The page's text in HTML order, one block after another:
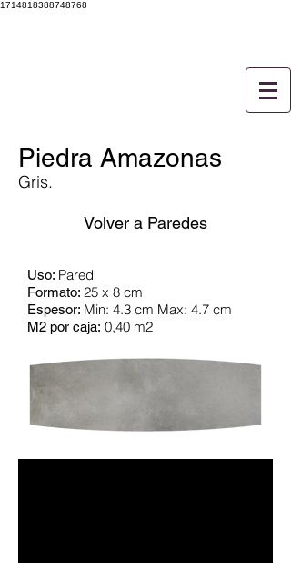
1714818388748768
Piedra Amazonas
Gris.
Volver a Paredes
Uso: Pared
Formato: 25 x 8 cm
Espesor: Min: 4.3 cm Max: 4.7 cm
M2 por caja: 0,40 m2